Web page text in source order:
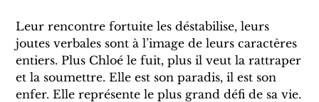
Leur rencontre fortuite les déstabilise, leurs
joutes verbales sont à l’image de leurs caractères
entiers. Plus Chloé le fuit, plus il veut la rattraper
et la soumettre. Elle est son paradis, il est son
enfer. Elle représente le plus grand défi de sa vie.